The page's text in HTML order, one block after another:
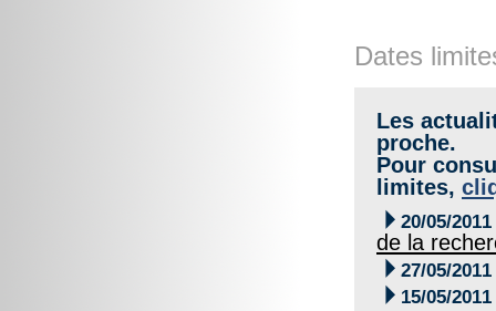
Dates
Les
proche.
Pour
limites,
 20/05/2011
de la
 27/05/2011
 15/05/2011